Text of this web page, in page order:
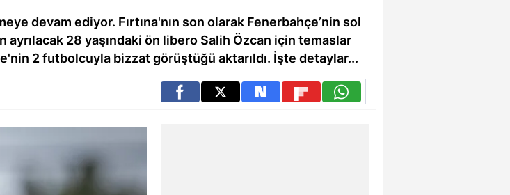
devam ediyor. Fırtına'nın son olarak Fenerbahçe’nin sol
ayrılacak 28 yaşındaki ön libero Salih Özcan için temaslar
2 futbolcuyla bizzat görüştüğü aktarıldı. İşte detaylar...